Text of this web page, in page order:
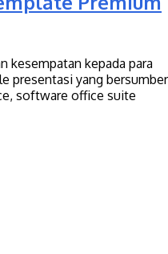
kesempatan kepada para
presentasi yang bersumber
software office suite